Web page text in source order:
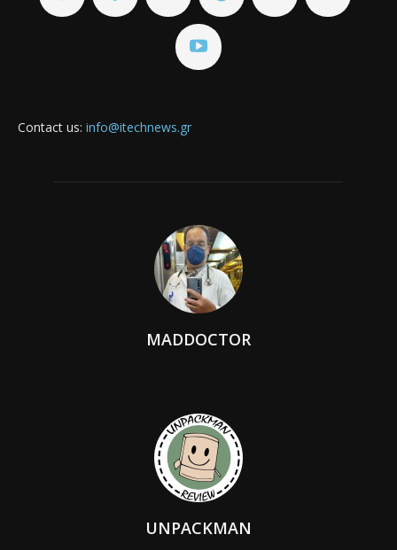
Contact us: info@itechnews.gr
MADDOCTOR
UNPACKMAN